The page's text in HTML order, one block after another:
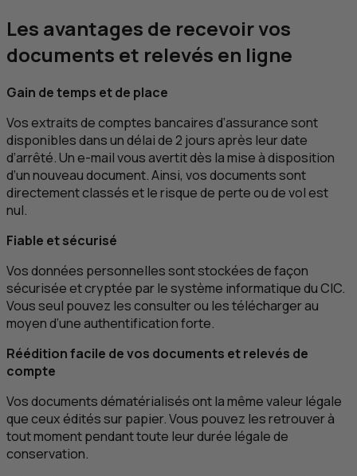
Les avantages de recevoir vos
documents et relevés en ligne
Gain de temps et de place
Vos extraits de comptes bancaires d’assurance sont
disponibles dans un délai de 2 jours après leur date
d’arrêté. Une-mail vous avertit dès la mise à disposition
d’un nouveau document. Ainsi, vos documents sont
directement classés et le risque de perte ou de vol est
nul.
Fiable et sécurisé
Vos données personnelles sont stockées de façon
sécurisée et cryptée par le système informatique duCIC.
Vous seul pouvez les consulter ou les télécharger au
moyen d’une authentification forte.
Réédition facile de vos documents et relevés de
compte
Vos documents dématérialisés ont la même valeur légale
que ceux édités sur papier. Vous pouvez les retrouver à
tout moment pendant toute leur durée légale de
conservation.